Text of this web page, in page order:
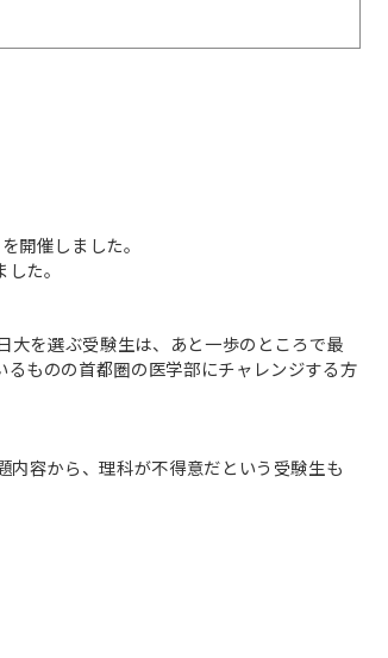
開催しました。
た。
大を選ぶ受験生は、あと一歩のところで最
ものの首都圏の医学部にチャレンジする方
容から、理科が不得意だという受験生も